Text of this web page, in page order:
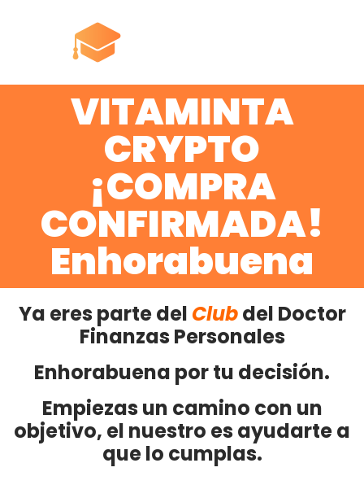
VITAMINTA
CRYPTO
¡COMPRA
CONFIRMADA!
Enhorabuena
Ya eres parte del Clubdel Doctor
Finanzas Personales
Enhorabuena por tu decisión.
Empiezas un camino con un
objetivo, el nuestro es ayudarte a
que lo cumplas.